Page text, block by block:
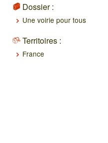
Dossier :
Une voirie pour tous
Territoires :
France